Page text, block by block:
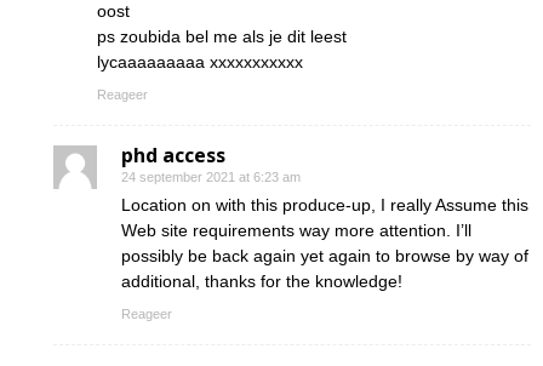
oost
ps zoubida bel me als je dit leest
lycaaaaaaaaa xxxxxxxxxxx
Reageer
phd access
24 september 2021 at 6:23 am
Location on with this produce-up, I really Assume this
Web site requirements way more attention. I’ll
possibly be back again yet again to browse by way of
additional, thanks for the knowledge!
Reageer